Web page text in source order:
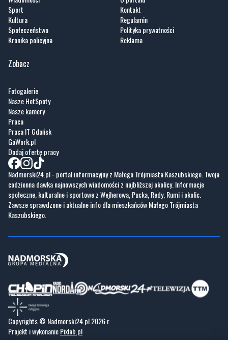
Kronika policyjna
Reklama
Zobacz
Nasze HotSpoty
Praca IT Gdańsk
GoWork.pl
Dodaj ofertę pracy
Nadmorski24.pl - portal informacyjny z Małego Trójmiasta Kaszubskiego. Twoja
codzienna dawka najnowszych wiadomości z najbliższej okolicy. Informacje
społeczne, kulturalne i sportowe z Wejherowa, Pucka, Redy, Rumi i okolic.
Zawsze sprawdzone i aktualne info dla mieszkańców Małego Trójmiasta
Kaszubskiego.
Copyrights © Nadmorski24.pl 2026 r.
Projekt i wykonaniePixlab.pl